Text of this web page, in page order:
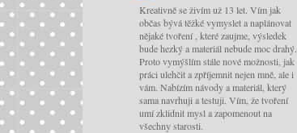
Kreativně se živím už 13 let. Vím jak
občas bývá těžké vymyslet a naplánovat
nějaké tvoření , které zaujme, výsledek
bude hezký a materiál nebude moc drahý.
Proto vymýšlím stále nové možnosti, jak
práci ulehčit a zpříjemnit nejen mně, ale i
vám. Nabízím návody a materiál, který
sama navrhuji a testuji. Vím, že tvoření
umí zklidnit mysl a zapomenout na
všechny starosti.